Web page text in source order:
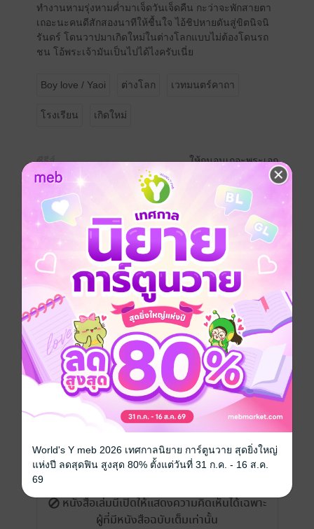
ทำงานหามรุ่งหามค่ำมาเจ็ดวันเจ็ดคืน กะว่าจะพักสายตา
เถอะนะคนดีสักสองนาทีให้ชื้นใจ ไอ้ชิปหายดันสู่ขิตนิจนิ
รันดร์ โดนวาปมาเกิดใหม่ในต่างโลกแบบไม่ต้องโดนรถ
ชน โอ้พระเจ้ามันเป็นไปได้ไงครับเนี่ย
Boy love / Yaoi ต่างโลก เวทมนตร์คาถา
โรงเรียน เกิดใหม่
ซีรีส์ ให้กูนอนเถอะพระเอก
ประเภทไฟล์ pdf, epub(สารบัญ)
วันที่วางขาย 26 กรกฎาคม 2567
ความยาว 384 หน้า (≈ 89,779 คำ)
ราคาปก 100 บาท
เรื่องที่คุณน่าจะสนใจ
เขียนรีวิวและให้เรตติ้ง
หนังสือเล่มนี้เปิดให้แสดงความคิดเห็นได้เฉพาะ
ผู้ที่มีหนังสือฉบับเต็มเท่านั้น
World's Y meb 2026 เทศกาลนิยาย การ์ตูนวาย สุดยิ่งใหญ่
แห่งปี ลดสุดฟิน สูงสุด 80% ตั้งแต่วันที่ 31 ก.ค. - 16 ส.ค.
69